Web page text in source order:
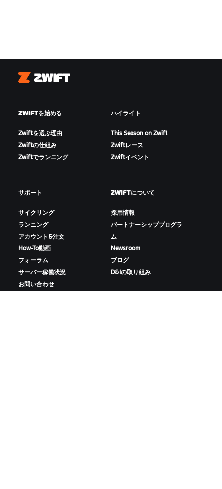
Zwift
ZWIFTを始める
Zwiftを選ぶ理由
Zwiftの仕組み
Zwiftでランニング
ハイライト
This Season on Zwift
Zwiftレース
Zwiftイベント
サポート
サイクリング
ランニング
アカウント&注文
How-To動画
フォーラム
サーバー稼働状況
お問い合わせ
ZWIFTについて
採用情報
パートナーシッププログラ
ム
Newsroom
ブログ
D&Iの取り組み